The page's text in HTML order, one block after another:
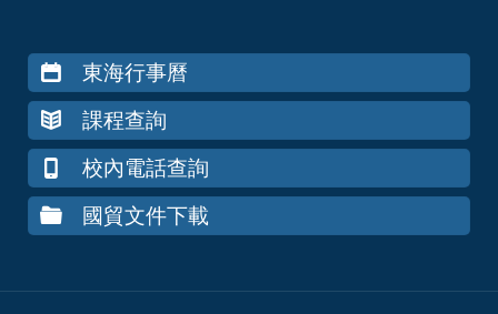
東海行事曆
課程查詢
校內電話查詢
國貿文件下載